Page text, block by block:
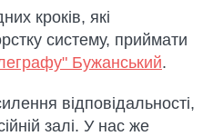
кроків, які
систему, приймати
Бужанський.
відповідальності,
залі. У нас же